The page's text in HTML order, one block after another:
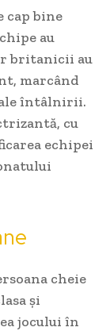
cap bine
au
britanicii au
marcând
întâlnirii.
cu
echipei
cheie
și
jocului în